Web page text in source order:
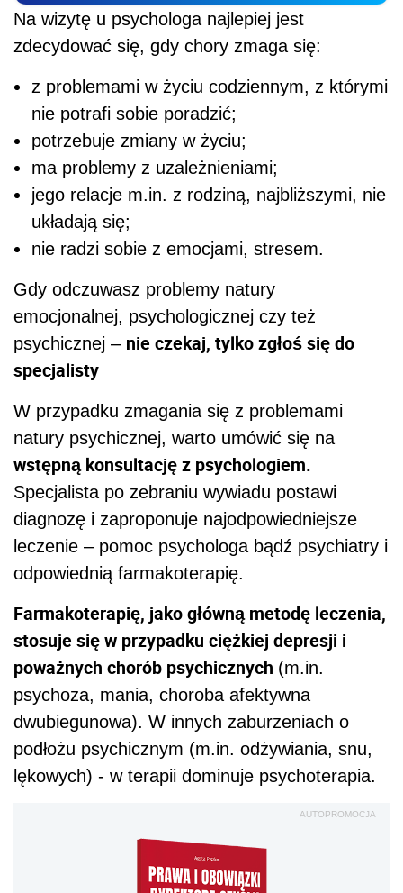
Na wizytę u psychologa najlepiej jest
zdecydować się, gdy chory zmaga się:
z problemami w życiu codziennym, z którymi
nie potrafi sobie poradzić;
potrzebuje zmiany w życiu;
ma problemy z uzależnieniami;
jego relacje m.in. z rodziną, najbliższymi, nie
układają się;
nie radzi sobie z emocjami, stresem.
Gdy odczuwasz problemy natury
emocjonalnej, psychologicznej czy też
psychicznej – nie czekaj, tylko zgłoś się do
specjalisty
W przypadku zmagania się z problemami
natury psychicznej, warto umówić się na
wstępną konsultację z psychologiem.
Specjalista po zebraniu wywiadu postawi
diagnozę i zaproponuje najodpowiedniejsze
leczenie – pomoc psychologa bądź psychiatry i
odpowiednią farmakoterapię.
Farmakoterapię, jako główną metodę leczenia,
stosuje się w przypadku ciężkiej depresji i
poważnych chorób psychicznych (m.in.
psychoza, mania, choroba afektywna
dwubiegunowa). W innych zaburzeniach o
podłożu psychicznym (m.in. odżywiania, snu,
lękowych) - w terapii dominuje psychoterapia.
AUTOPROMOCJA